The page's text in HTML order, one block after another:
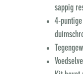
sappig
4-